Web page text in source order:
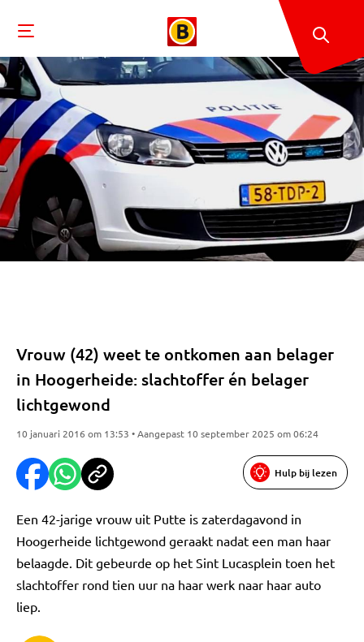
Vrouw (42) weet te ontkomen aan belager
in Hoogerheide: slachtoffer én belager
lichtgewond
10 januari 2016 om 13:53 • Aangepast 10 september 2025 om 06:24
Hulp bij lezen
Een 42-jarige vrouw uit Putte is zaterdagavond in
Hoogerheide lichtgewond geraakt nadat een man haar
belaagde. Dit gebeurde op het Sint Lucasplein toen het
slachtoffer rond tien uur na haar werk naar haar auto
liep.